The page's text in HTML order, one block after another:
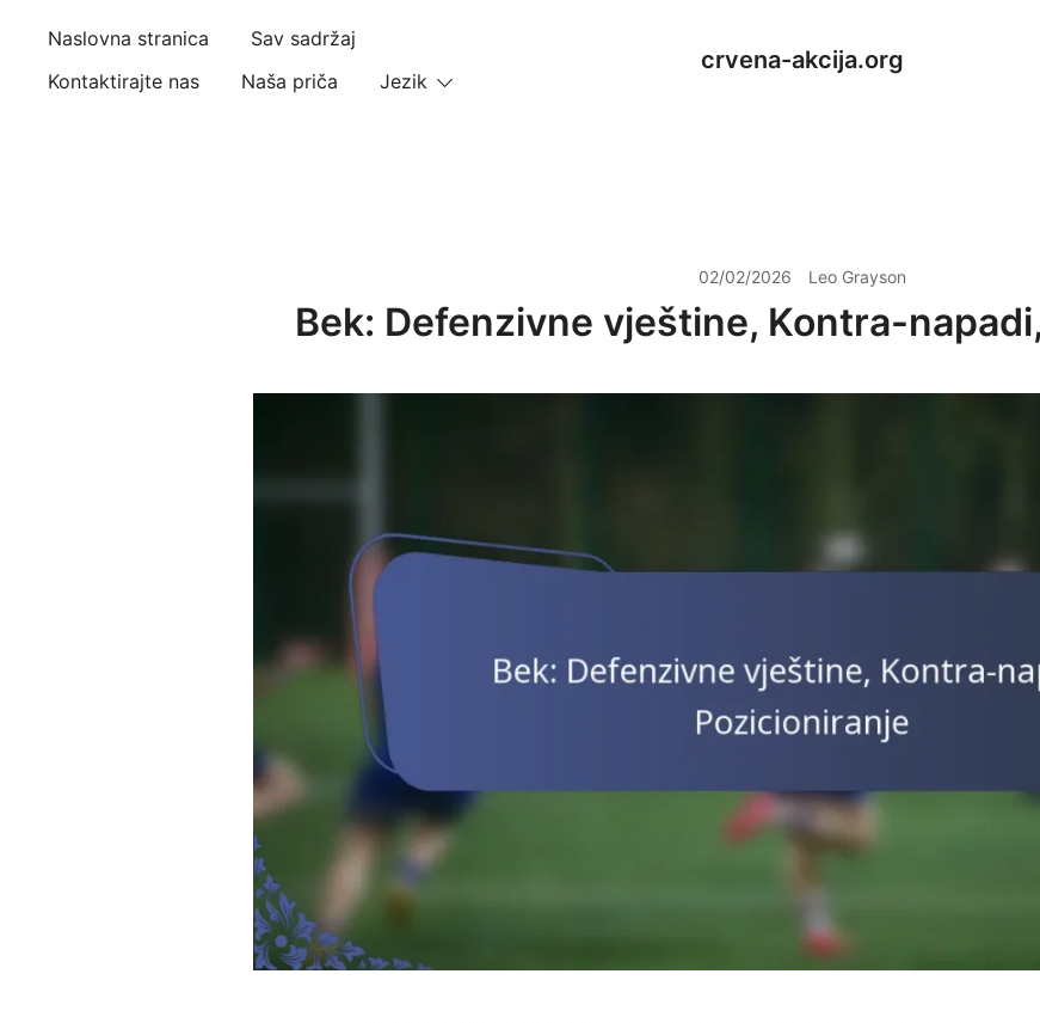
content
Naslovna stranica
Sav sadržaj
Kontaktirajte nas
Naša priča Jezik
crvena-akcija.org
02/02/2026 Leo Grayson
Bek: Defenzivne vještine, Kontra-